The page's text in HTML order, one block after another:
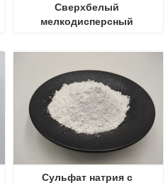
Сверхбелый
мелкодисперсный
Сульфат натрия с